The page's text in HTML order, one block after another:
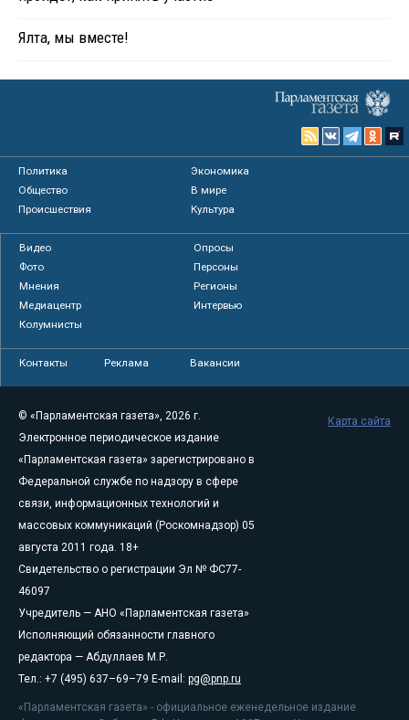
Ялта, мы вместе!
Политика
Экономика
Общество
В мире
Происшествия
Культура
Видео
Опросы
Фото
Персоны
Мнения
Регионы
Медиацентр
Интервью
Колумнисты
Контакты Реклама Вакансии
© «Парламентская газета», 2026 г.
Электронное периодическое издание
«Парламентская газета» зарегистрировано в
Федеральной службе по надзору в сфере
связи, информационных технологий и
массовых коммуникаций (Роскомнадзор) 05
августа 2011 года. 18+
Свидетельство о регистрации Эл № ФС77-
46097
Учредитель — АНО «Парламентская газета»
Исполняющий обязанности главного
редактора — Абдуллаев М.Р.
Тел.: +7 (495) 637–69–79 E-mail: pg@pnp.ru
«Парламентская газета» - официальное еженедельное издание
Карта сайта